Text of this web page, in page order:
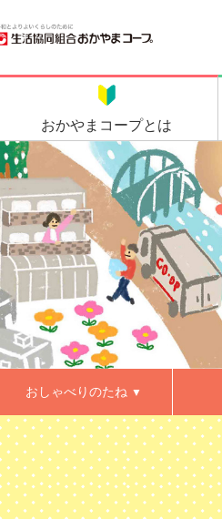
おかやま コープとは
おしゃべりのたね ▼